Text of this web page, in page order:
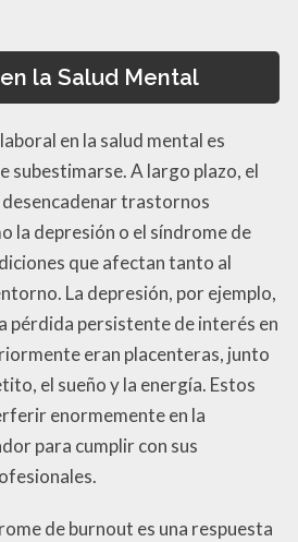
la Salud Mental
en la salud mental es
subestimarse. A largo plazo, el
trastornos
la depresión o el síndrome de
que afectan tanto al
La depresión, por ejemplo,
pérdida persistente de interés en
eran placenteras, junto
el sueño y la energía. Estos
enormemente en la
para cumplir con sus
de burnout es una respuesta